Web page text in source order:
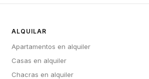
ALQUILAR
Apartamentos en alquiler
Casas en alquiler
Chacras en alquiler